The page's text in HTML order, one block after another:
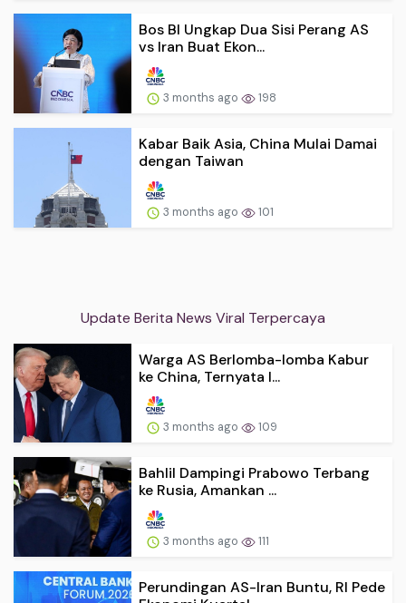
Bos BI Ungkap Dua Sisi Perang AS
vs Iran Buat Ekon...
3 months ago 198
Kabar Baik Asia, China Mulai Damai
dengan Taiwan
3 months ago 101
Update Berita News Viral Terpercaya
Warga AS Berlomba-lomba Kabur
ke China, Ternyata I...
3 months ago 109
Bahlil Dampingi Prabowo Terbang
ke Rusia, Amankan ...
3 months ago 111
Perundingan AS-Iran Buntu, RI Pede